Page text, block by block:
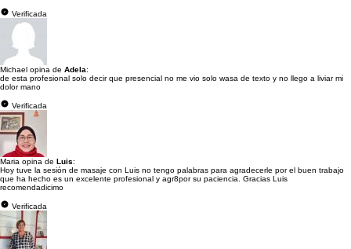
Verificada
Michael opina de Adela:
de esta profesional solo decir que presencial no me vio solo wasa de texto y no llego a liviar mi
dolor mano
Verificada
Maria opina de Luis:
Hoy tuve la sesión de masaje con Luis no tengo palabras para agradecerle por el buen trabajo
que ha hecho es un excelente profesional y agr8por su paciencia. Gracias Luis
recomendadicimo
Verificada